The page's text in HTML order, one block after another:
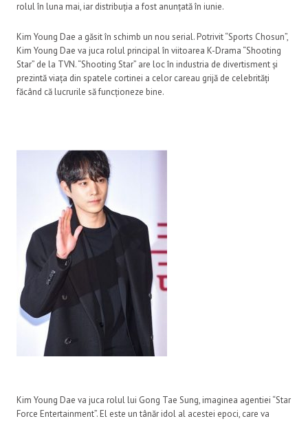
rolul în luna mai, iar distribuția a fost anunțată în iunie.
Kim Young Dae a găsit în schimb un nou serial. Potrivit “Sports Chosun”,
Kim Young Dae va juca rolul principal în viitoarea K-Drama “Shooting
Star” de la TVN. “Shooting Star” are loc în industria de divertisment și
prezintă viața din spatele cortinei a celor careau grijă de celebrități
făcând că lucrurile să funcționeze bine.
Kim Young Dae va juca rolul lui Gong Tae Sung, imaginea agentiei “Star
Force Entertainment”. El este un tânăr idol al acestei epoci, care va